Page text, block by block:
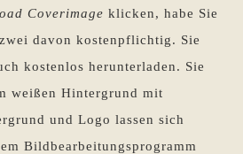
Coverimage klicken, habe Sie
davon kostenpflichtig. Sie
kostenlos herunterladen. Sie
weißen Hintergrund mit
und Logo lassen sich
Bildbearbeitungsprogramm